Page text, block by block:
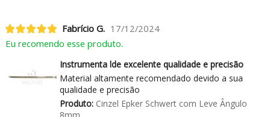
Fabrício G. 17/12/2024
Eu recomendo esse produto.
Instrumenta lde excelente qualidade e precisão
Material altamente recomendado devido a sua
qualidade e precisão
Produto:Cinzel Epker Schwert com Leve Ângulo